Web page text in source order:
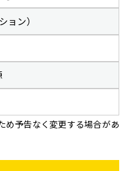
ョン）
め予告なく変更する場合があ